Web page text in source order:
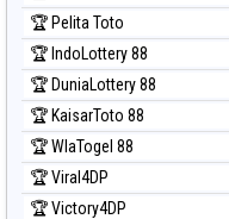
Prediksi Sydney
Prediksi Sydney Lottery
Prediksi Sydney Lottery 6d
Prediksi Sydney Lotto
Prediksi Sydney Pools 6d
Prediksi Taipei
Prediksi Taiwan
🏆 Pelita Toto
🏆 IndoLottery 88
🏆 DuniaLottery 88
🏆 KaisarToto 88
🏆 WlaTogel 88
🏆 Viral4DP
🏆 Victory4DP